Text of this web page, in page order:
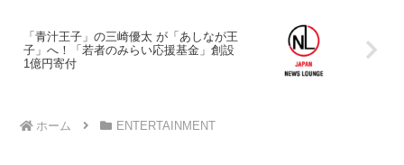
「青汁王子」の三崎優太 が「あしなが王
子」へ！「若者のみらい応援基金」創設
1億円寄付
ホーム ENTERTAINMENT